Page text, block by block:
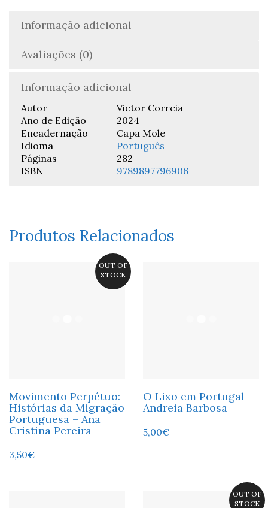
Informação adicional
Avaliações (0)
Informação adicional
Autor
Victor Correia
Ano de Edição
2024
Encadernação
Capa Mole
Idioma
Português
Páginas
282
ISBN
9789897796906
Produtos Relacionados
OUT OF
STOCK
Movimento Perpétuo:
Histórias da Migração
Portuguesa – Ana
Cristina Pereira
3,50€
O Lixo em Portugal –
Andreia Barbosa
5,00€
OUT OF
STOCK